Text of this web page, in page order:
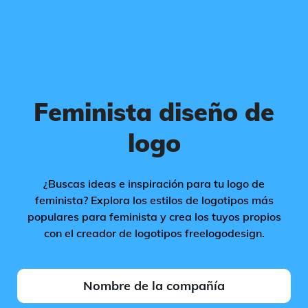
Feminista diseño de
logo
¿Buscas ideas e inspiración para tu logo de
feminista? Explora los estilos de logotipos más
populares para feminista y crea los tuyos propios
con el creador de logotipos freelogodesign.